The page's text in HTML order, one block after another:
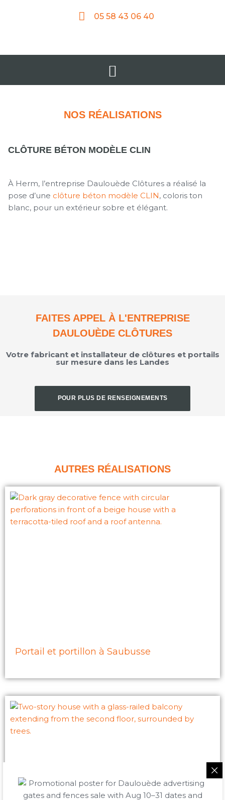
05 58 43 06 40
NOS RÉALISATIONS
CLÔTURE BÉTON MODÈLE CLIN
À Herm, l’entreprise Daulouède Clôtures a réalisé la
pose d’une clôture béton modèle CLIN, coloris ton
blanc, pour un extérieur sobre et élégant.
FAITES APPEL À L'ENTREPRISE
DAULOUÈDE CLÔTURES
Votre fabricant et installateur de clôtures et portails
sur mesure dans les Landes
POUR PLUS DE RENSEIGNEMENTS
AUTRES RÉALISATIONS
Portail et portillon à Saubusse